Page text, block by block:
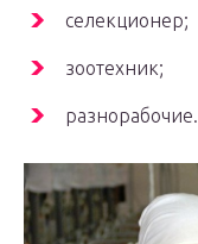
селекционер;
зоотехник;
разнорабочие.